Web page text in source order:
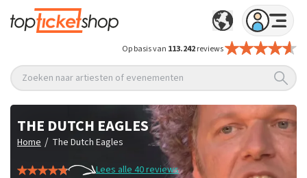
Op basis van 113.242reviews
Zoeken naar artiesten of evenementen
THE DUTCH EAGLES
Home / The Dutch Eagles
Lees alle 40 reviews